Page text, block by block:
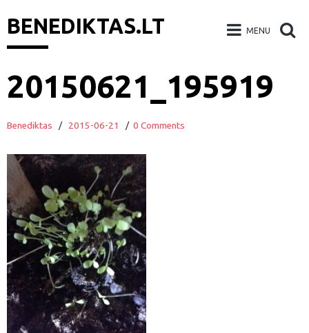
BENEDIKTAS.LT MENU
Skip
to20150621_195919
Benediktas / 2015-06-21 / 0 Comments